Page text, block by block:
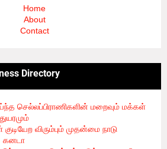
Home
About
Contact
Directory
செல்லப்பிராணிகளின் மறைவும் மக்கள்
துயரமும்- 8/2/2026
விரும்பும் முதன்மை நாடு
கனடா